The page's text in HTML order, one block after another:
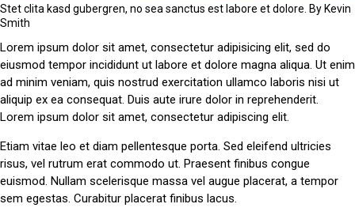
Stet clita kasd gubergren, no sea sanctus est labore et dolore. By Kevin
Smith
Lorem ipsum dolor sit amet, consectetur adipisicing elit, sed do
eiusmod tempor incididunt ut labore et dolore magna aliqua. Ut enim
ad minim veniam, quis nostrud exercitation ullamco laboris nisi ut
aliquip ex ea consequat. Duis aute irure dolor in reprehenderit.
Lorem ipsum dolor sit amet, consectetur adipiscing elit.
Etiam vitae leo et diam pellentesque porta. Sed eleifend ultricies
risus, vel rutrum erat commodo ut. Praesent finibus congue
euismod. Nullam scelerisque massa vel augue placerat, a tempor
sem egestas. Curabitur placerat finibus lacus.